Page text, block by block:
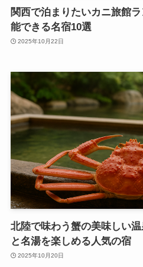
関西で泊まりたいカニ旅館
能できる名宿10選
2025年10月22日
北陸で味わう蟹の美味しい
と名湯を楽しめる人気の宿
2025年10月20日